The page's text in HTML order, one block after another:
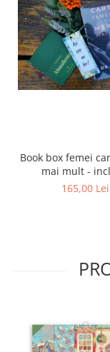
Book box femei
mai mult -
Cartolinele165,00 Lei